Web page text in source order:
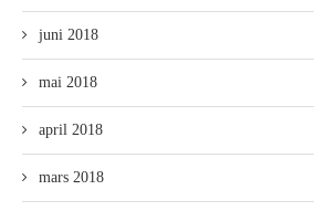
juni 2018
mai 2018
april 2018
mars 2018